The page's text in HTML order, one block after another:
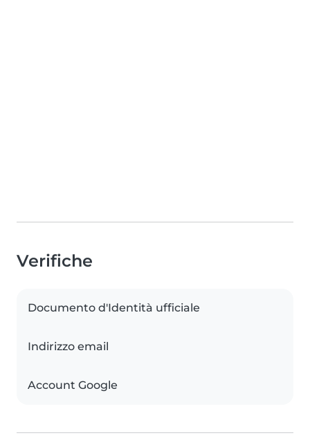
Verifiche
Documento d'Identità ufficiale
Indirizzo email
Account Google